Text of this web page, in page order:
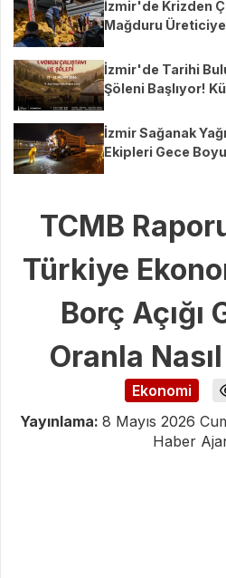
İzmir'de Krizden
Mağduru
İzmir'de Tarihi
Şöleni Başlıyor!
İzmir Sağanak
Ekipleri Gece
TCMB
Türkiye
Borç Açığı
Oranla
Ekonomi
Yayınlama: 8 Mayıs 2026
Haber